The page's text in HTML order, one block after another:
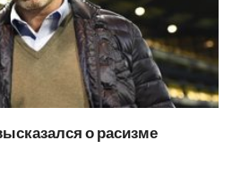
о расизме